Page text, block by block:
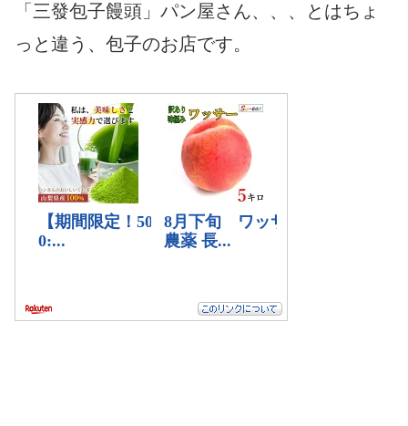
「三發包子饅頭」パン屋さん、、、とはちょ
っと違う、包子のお店です。